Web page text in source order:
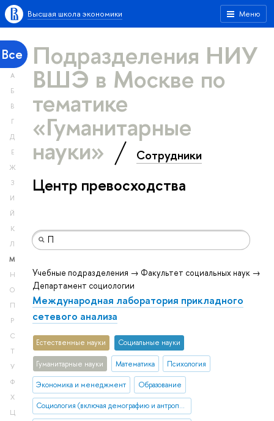
Меню
Высшая школа экономики
Все
А
Б
В
Г
Д
Е
Ж
З
И
Й
К
Л
М
Н
О
П
Р
С
Т
У
Ф
Х
Ц
Подразделения НИУ
ВШЭ в Москве по
тематике
«Гуманитарные
науки» Сотрудники
Центр превосходства
Учебные подразделения → Факультет социальных наук →
Департамент социологии
Международная лаборатория прикладного
сетевого анализа
Естественные науки Социальные науки
Гуманитарные науки Математика Психология
Экономика и менеджмент Образование
Социология (включая демографию и антропологию)